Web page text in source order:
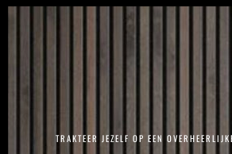
TRAKTEER JEZELF OP EEN